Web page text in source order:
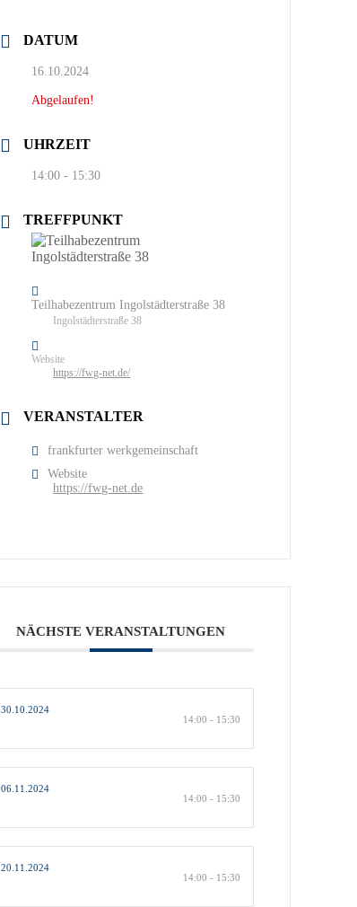
DATUM
16.10.2024
Abgelaufen!
UHRZEIT
14:00 - 15:30
TREFFPUNKT
Teilhabezentrum Ingolstädterstraße 38
Ingolstädterstraße 38
Website
https://fwg-net.de/
VERANSTALTER
frankfurter werkgemeinschaft
Website
https://fwg-net.de
NÄCHSTE VERANSTALTUNGEN
30.10.2024
14:00 - 15:30
06.11.2024
14:00 - 15:30
20.11.2024
14:00 - 15:30